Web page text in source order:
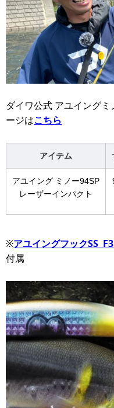
ダイワ公式 アユイング
ージはこちら
アイテム
アユイング ミノー94SP
レーザーインパクト
※アユイングフックSS
付属